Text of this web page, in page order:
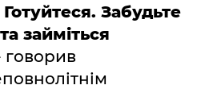
Забудьте
займіться
говорив